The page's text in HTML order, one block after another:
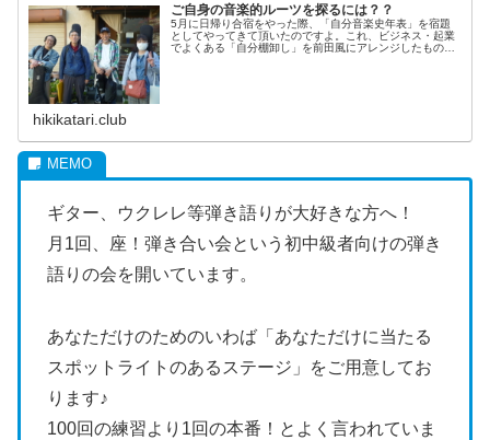
ご自身の音楽的ルーツを探るには？？
5月に日帰り合宿をやった際、「自分音楽史年表」を宿題
としてやってきて頂いたのですよ。これ、ビジネス・起業
でよくある「自分棚卸し」を前田風にアレンジしたものな
hikikatari.club
ギター、ウクレレ等弾き語りが大好きな方へ！
月1回、座！弾き合い会という初中級者向けの弾き
語りの会を開いています。
あなただけのためのいわば「あなただけに当たる
スポットライトのあるステージ」をご用意してお
ります♪
100回の練習より1回の本番！とよく言われていま